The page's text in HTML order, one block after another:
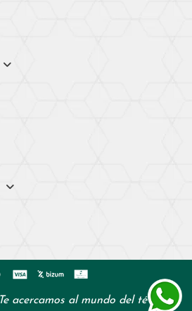
Te acercamos al mundo del té